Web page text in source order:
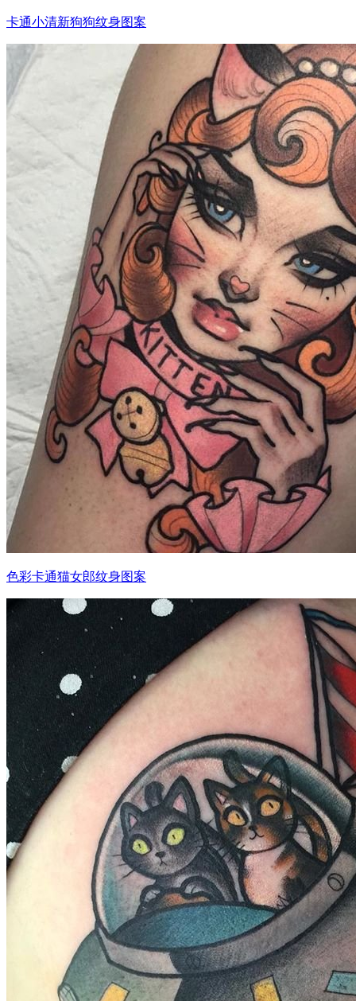
卡通小清新狗狗纹身图案
色彩卡通猫女郎纹身图案